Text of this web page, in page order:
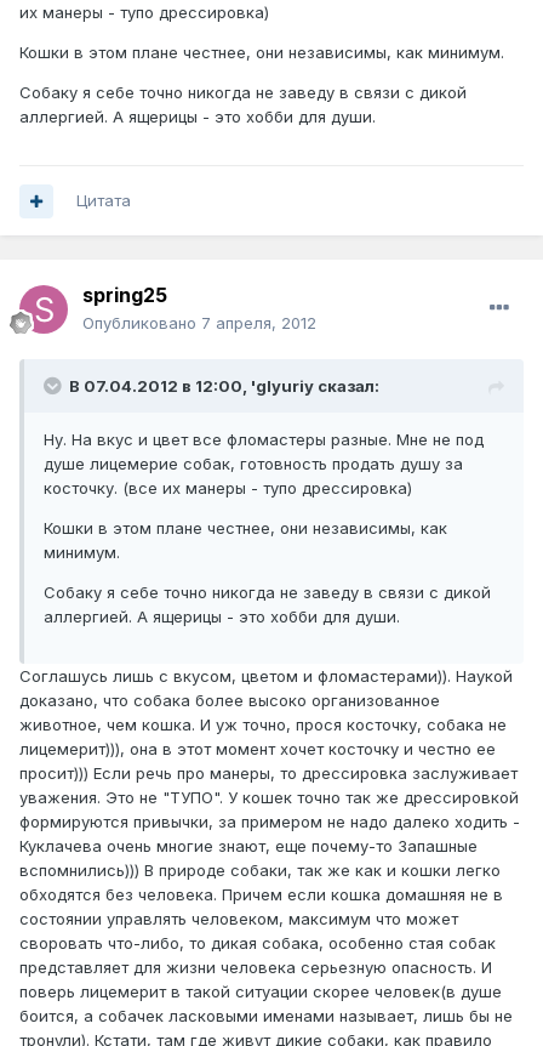
их манеры - тупо дрессировка)
Кошки в этом плане честнее, они независимы, как минимум.
Собаку я себе точно никогда не заведу в связи с дикой
аллергией. А ящерицы - это хобби для души.
Цитата
spring25
Опубликовано 7 апреля, 2012
В 07.04.2012 в 12:00, 'glyuriy сказал:
Ну. На вкус и цвет все фломастеры разные. Мне не под
душе лицемерие собак, готовность продать душу за
косточку. (все их манеры - тупо дрессировка)
Кошки в этом плане честнее, они независимы, как
минимум.
Собаку я себе точно никогда не заведу в связи с дикой
аллергией. А ящерицы - это хобби для души.
Соглашусь лишь с вкусом, цветом и фломастерами)). Наукой
доказано, что собака более высоко организованное
животное, чем кошка. И уж точно, прося косточку, собака не
лицемерит))), она в этот момент хочет косточку и честно ее
просит))) Если речь про манеры, то дрессировка заслуживает
уважения. Это не "ТУПО". У кошек точно так же дрессировкой
формируются привычки, за примером не надо далеко ходить -
Куклачева очень многие знают, еще почему-то Запашные
вспомнились))) В природе собаки, так же как и кошки легко
обходятся без человека. Причем если кошка домашняя не в
состоянии управлять человеком, максимум что может
своровать что-либо, то дикая собака, особенно стая собак
представляет для жизни человека серьезную опасность. И
поверь лицемерит в такой ситуации скорее человек(в душе
боится, а собачек ласковыми именами называет, лишь бы не
тронули). Кстати, там где живут дикие собаки, как правило